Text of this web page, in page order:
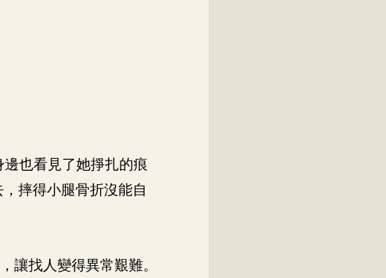
也看見了她掙扎的痕
摔得小腿骨折沒能自
讓找人變得異常艱難。